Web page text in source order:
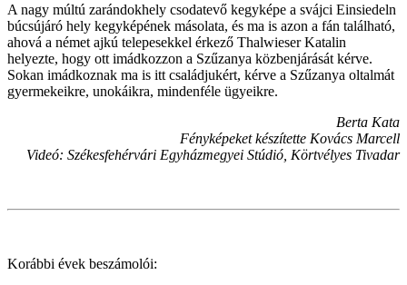
A nagy múltú zarándokhely csodatevő kegyképe a svájci Einsiedeln
búcsújáró hely kegyképének másolata, és ma is azon a fán található,
ahová a német ajkú telepesekkel érkező Thalwieser Katalin
helyezte, hogy ott imádkozzon a Szűzanya közbenjárását kérve.
Sokan imádkoznak ma is itt családjukért, kérve a Szűzanya oltalmát
gyermekeikre, unokáikra, mindenféle ügyeikre.
Berta Kata
Fényképeket készítette Kovács Marcell
Videó: Székesfehérvári Egyházmegyei Stúdió, Körtvélyes Tivadar
Korábbi évek beszámolói: